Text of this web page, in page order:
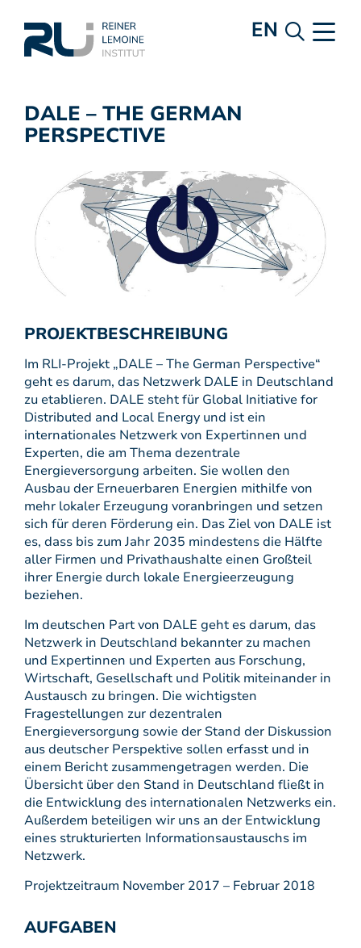
EN
DALE – THE GERMAN
PERSPECTIVE
PROJEKTBESCHREIBUNG
Im RLI-Projekt „DALE – The German Perspective“
geht es darum, das Netzwerk DALE in Deutschland
zu etablieren. DALE steht für Global Initiative for
Distributed and Local Energy und ist ein
internationales Netzwerk von Expertinnen und
Experten, die am Thema dezentrale
Energieversorgung arbeiten. Sie wollen den
Ausbau der Erneuerbaren Energien mithilfe von
mehr lokaler Erzeugung voranbringen und setzen
sich für deren Förderung ein. Das Ziel von DALE ist
es, dass bis zum Jahr 2035 mindestens die Hälfte
aller Firmen und Privathaushalte einen Großteil
ihrer Energie durch lokale Energieerzeugung
beziehen.
Im deutschen Part von DALE geht es darum, das
Netzwerk in Deutschland bekannter zu machen
und Expertinnen und Experten aus Forschung,
Wirtschaft, Gesellschaft und Politik miteinander in
Austausch zu bringen. Die wichtigsten
Fragestellungen zur dezentralen
Energieversorgung sowie der Stand der Diskussion
aus deutscher Perspektive sollen erfasst und in
einem Bericht zusammengetragen werden. Die
Übersicht über den Stand in Deutschland fließt in
die Entwicklung des internationalen Netzwerks ein.
Außerdem beteiligen wir uns an der Entwicklung
eines strukturierten Informationsaustauschs im
Netzwerk.
Projektzeitraum November 2017 – Februar 2018
AUFGABEN